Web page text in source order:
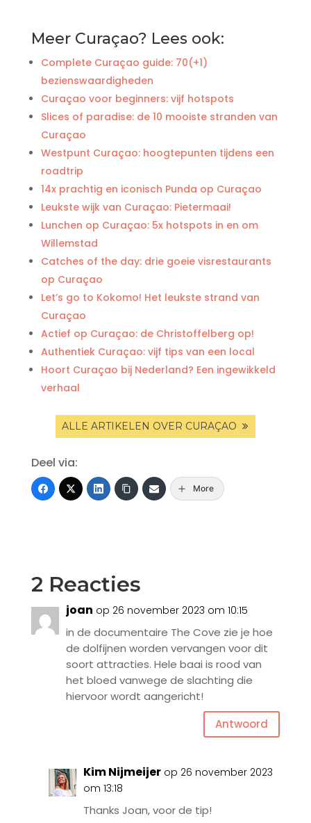
Meer Curaçao? Lees ook:
Complete Curaçao guide: 70(+1)
bezienswaardigheden
Curaçao voor beginners: vijf hotspots
Slices of paradise: de 10 mooiste stranden van
Curaçao
Westpunt Curaçao: hoogtepunten tijdens een
roadtrip
14x prachtig en iconisch Punda op Curaçao
Leukste wijk van Curaçao: Pietermaai!
Lunchen op Curaçao: 5x hotspots in en om
Willemstad
Catches of the day: drie goeie visrestaurants
op Curaçao
Let’s go to Kokomo! Het leukste strand van
Curaçao
Actief op Curaçao: de Christoffelberg op!
Authentiek Curaçao: vijf tips van een local
Hoort Curaçao bij Nederland? Een ingewikkeld
verhaal
ALLE ARTIKELEN OVER CURAÇAO
Deel via:
More
2 Reacties
joan op 26 november 2023 om 10:15
in de documentaire The Cove zie je hoe
de dolfijnen worden vervangen voor dit
soort attracties. Hele baai is rood van
het bloed vanwege de slachting die
hiervoor wordt aangericht!
Antwoord
Kim Nijmeijer op 26 november 2023
om 13:18
Thanks Joan, voor de tip!